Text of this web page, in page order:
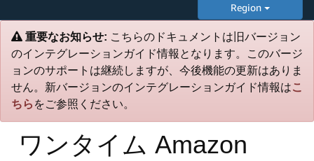
Region
重要なお知らせ: こちらのドキュメントは旧バージョン
のインテグレーションガイド情報となります。このバージ
ョンのサポートは継続しますが、今後機能の更新はありま
せん。新バージョンのインテグレーションガイド情報はこ
ちら をご参照ください。
ワンタイム Amazon